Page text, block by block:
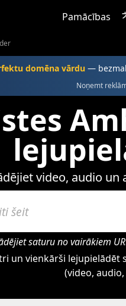
Pamācības
domēna vārdu—
Noņemt
video, audio
saturu no vairākiem
un vienkārši
(video,